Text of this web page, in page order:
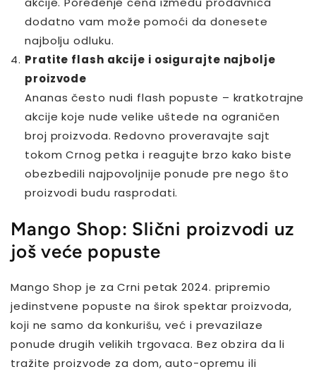
dodatno vam može pomoći da donesete
najbolju odluku.
Pratite flash akcije i osigurajte najbolje
proizvode
Ananas često nudi flash popuste – kratkotrajne
akcije koje nude velike uštede na ograničen
broj proizvoda. Redovno proveravajte sajt
tokom Crnog petka i reagujte brzo kako biste
obezbedili najpovoljnije ponude pre nego što
proizvodi budu rasprodati.
Mango Shop: Slični proizvodi uz
još veće popuste
Mango Shop je za Crni petak 2024. pripremio
jedinstvene popuste na širok spektar proizvoda,
koji ne samo da konkurišu, već i prevazilaze
ponude drugih velikih trgovaca. Bez obzira da li
tražite proizvode za dom, auto-opremu ili